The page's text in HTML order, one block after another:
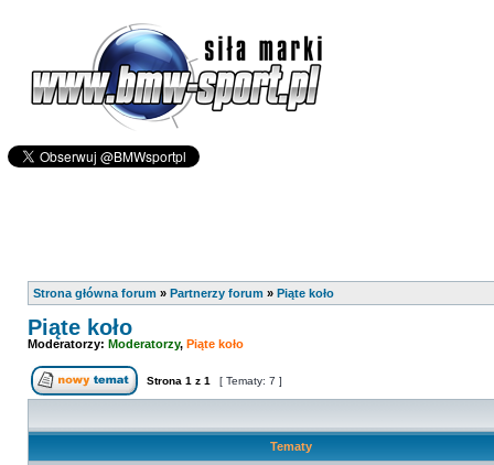
Strona główna forum » Partnerzy forum » Piąte koło
Piąte koło
Moderatorzy: Moderatorzy, Piąte koło
Strona 1 z 1 [ Tematy: 7 ]
Tematy